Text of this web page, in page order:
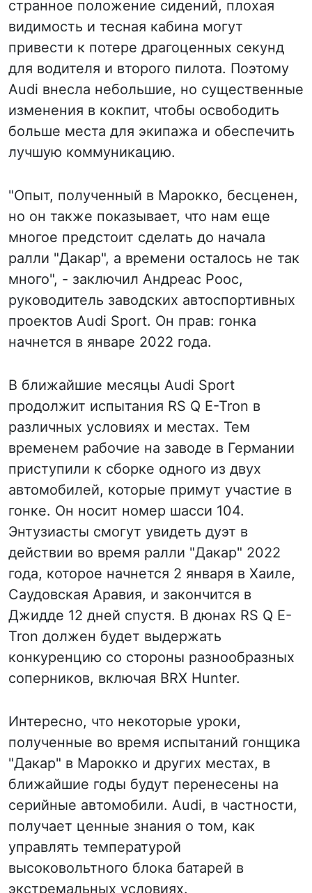
странное положение сидений, плохая
видимость и тесная кабина могут
привести к потере драгоценных секунд
для водителя и второго пилота. Поэтому
Audi внесла небольшие, но существенные
изменения в кокпит, чтобы освободить
больше места для экипажа и обеспечить
лучшую коммуникацию.
"Опыт, полученный в Марокко, бесценен,
но он также показывает, что нам еще
многое предстоит сделать до начала
ралли "Дакар", а времени осталось не так
много", - заключил Андреас Роос,
руководитель заводских автоспортивных
проектов Audi Sport. Он прав: гонка
начнется в январе 2022 года.
В ближайшие месяцы Audi Sport
продолжит испытания RS Q E-Tron в
различных условиях и местах. Тем
временем рабочие на заводе в Германии
приступили к сборке одного из двух
автомобилей, которые примут участие в
гонке. Он носит номер шасси 104.
Энтузиасты смогут увидеть дуэт в
действии во время ралли "Дакар" 2022
года, которое начнется 2 января в Хаиле,
Саудовская Аравия, и закончится в
Джидде 12 дней спустя. В дюнах RS Q E-
Tron должен будет выдержать
конкуренцию со стороны разнообразных
соперников, включая BRX Hunter.
Интересно, что некоторые уроки,
полученные во время испытаний гонщика
"Дакар" в Марокко и других местах, в
ближайшие годы будут перенесены на
серийные автомобили. Audi, в частности,
получает ценные знания о том, как
управлять температурой
высоковольтного блока батарей в
экстремальных условиях.